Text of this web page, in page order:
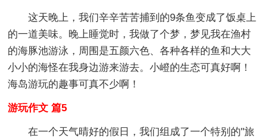
这天晚上，我们辛辛苦苦捕到的9条鱼变成了饭桌上
的一道美味。晚上睡觉时，我做了个梦，梦见我在渔村
的海豚池游泳，周围是五颜六色、各种各样的鱼和大大
小小的海怪在我身边游来游去。小嶝的生态可真好啊！
海岛游玩的趣事可真不少啊！
游玩作文 篇5
在一个天气晴好的假日，我们组成了一个特别的"旅